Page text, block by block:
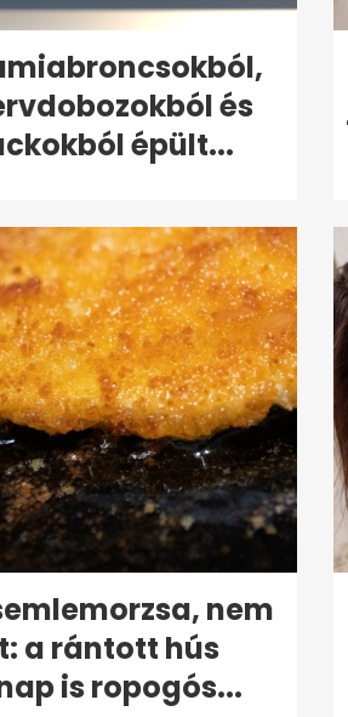
és
épült...
nem
a rántott hús
is ropogós...